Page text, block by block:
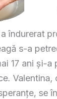
îndurerat
s-a
17 ani și-a
Valentina,
se